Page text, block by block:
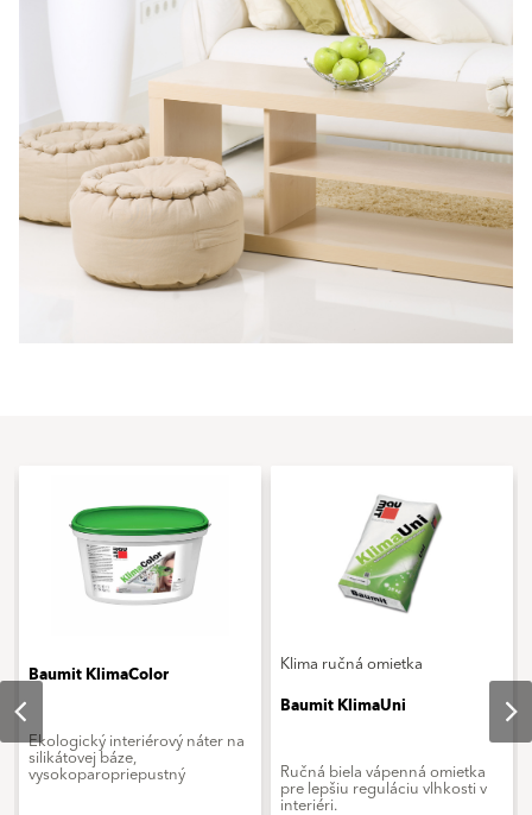
Baumit KlimaColor
Ekologický interiérový náter na
silikátovej báze,
vysokoparopriepustný
Klima ručná omietka
Baumit KlimaUni
Ručná biela vápenná omietka
pre lepšiu reguláciu vlhkosti v
interiéri.